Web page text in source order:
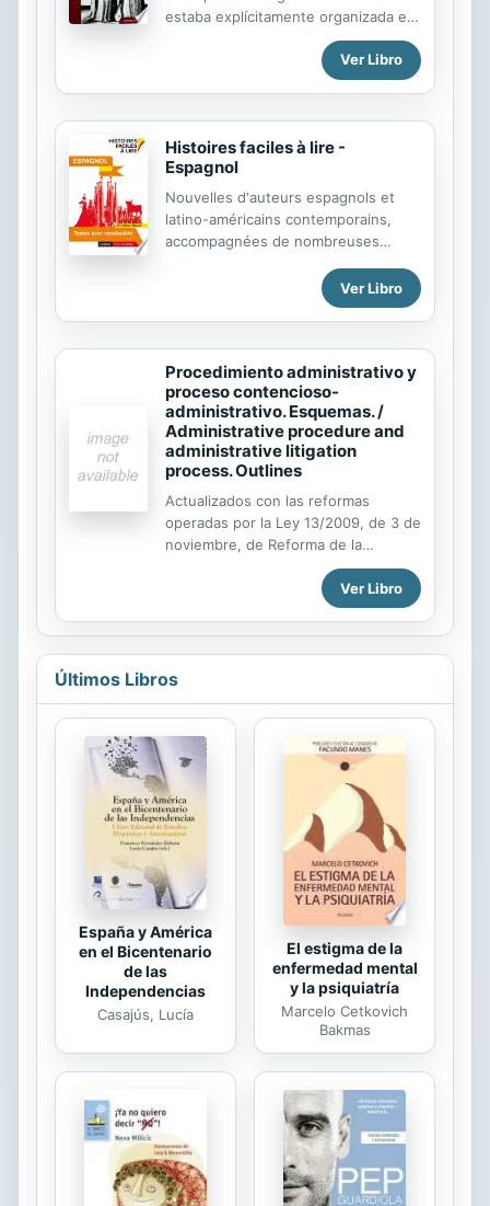
artística de actores y escritores en
España durante las primeras décadas
del siglo XX. Josefina Blanco y
Ramón del Valle-Inclán vivieron en
propia carne ...
estaba explícitamente organizada en
tres fases sucesivas, pero podemos
referirnos a algo similar. El estudio
de estas diferentes etapas de la
época es la base del presente libro.
Ver Libro
Histoires faciles à lire -
Espagnol
Nouvelles d'auteurs espagnols et
latino-américains contemporains,
accompagnées de nombreuses
remarques grammaticales.Ver Libro
Procedimiento administrativo y
proceso contencioso-
administrativo. Esquemas. /
Administrative procedure and
administrative litigation
process. Outlines
Actualizados con las reformas
operadas por la Ley 13/2009, de 3 de
noviembre, de Reforma de la
Legislación Procesal para la
implantación de la Nueva Oficina
Judicial; Ley 25/2009, de 22 de
diciembre, de modificación de
diversas leyes para su adaptación a
la Ley sobre el libre acceso a las
ejercicio; y Ley 34/2010, de 5 de
agosto, de modificación de la Ley
30/2007, de 30 de octubre, de
Contratos del Sector Público.
Ver Libro
Últimos Libros
España y América
en el Bicentenario
de las
Independencias
Casajús, Lucía
El estigma de la
enfermedad mental
y la psiquiatría
Marcelo Cetkovich
Bakmas